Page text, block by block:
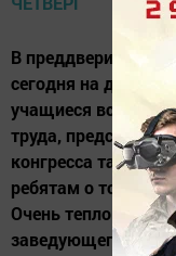
В преддверии Дня
сегодня на
учащиеся
труда,
конгресса татар
ребятам о том, как
Очень тепло
заведующего